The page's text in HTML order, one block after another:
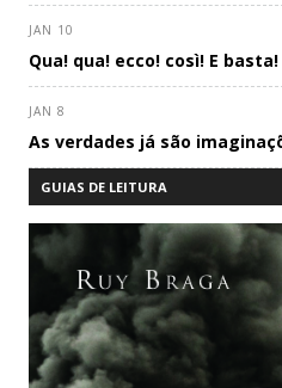
JAN 10
Qua! qua! ecco! così! E basta!
JAN 8
As verdades já são
GUIAS DE LEITURA